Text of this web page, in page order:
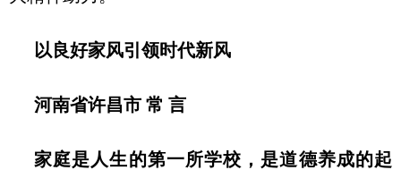
以良好家风引领时代新风
河南省许昌市 常 言
家庭是人生的第一所学校，是道德养成的起